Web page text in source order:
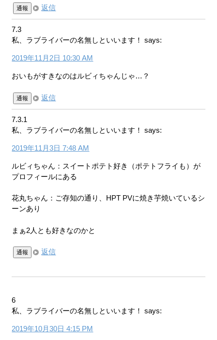
通報 返信
7.3
私、ラブライバーの名無しといいます！
says:
2019年11月2日 10:30 AM
おいもがすきなのはルビィちゃんじゃ…？
通報 返信
7.3.1
私、ラブライバーの名無しといいます！
says:
2019年11月3日 7:48 AM
ルビィちゃん：スイートポテト好き（ポテトフライも）が
プロフィールにある
花丸ちゃん：ご存知の通り、HPT PVに焼き芋焼いているシ
ーンあり
まぁ2人とも好きなのかと
通報 返信
6
私、ラブライバーの名無しといいます！
says:
2019年10月30日 4:15 PM